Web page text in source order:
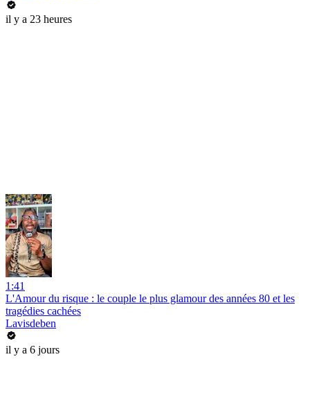
il y a 23 heures
1:41
L'Amour du risque : le couple le plus glamour des années 80 et les
tragédies cachées
Lavisdeben
il y a 6 jours